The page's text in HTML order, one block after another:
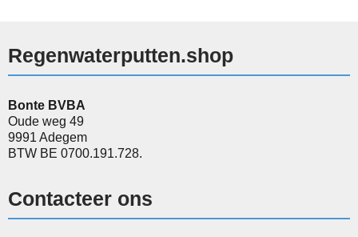
Regenwaterputten.shop
Bonte BVBA
Oude weg 49
9991 Adegem
BTW BE 0700.191.728.
Contacteer ons